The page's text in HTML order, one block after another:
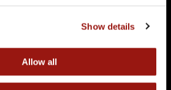
Show details
Allow all